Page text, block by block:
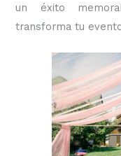
un éxito
transforma tu